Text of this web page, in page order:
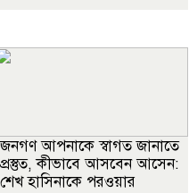
জনগণ আপনাকে স্বাগত জানাতে
প্রস্তুত, কীভাবে আসবেন আসেন:
শেখ হাসিনাকে পরওয়ার